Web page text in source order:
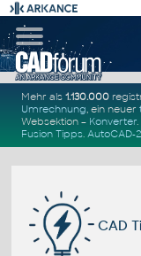
Mehr als1.130.000
Umrechnung, ein neuer
Websektion – Konverter.
Fusion Tipps.AutoCAD-
CAD